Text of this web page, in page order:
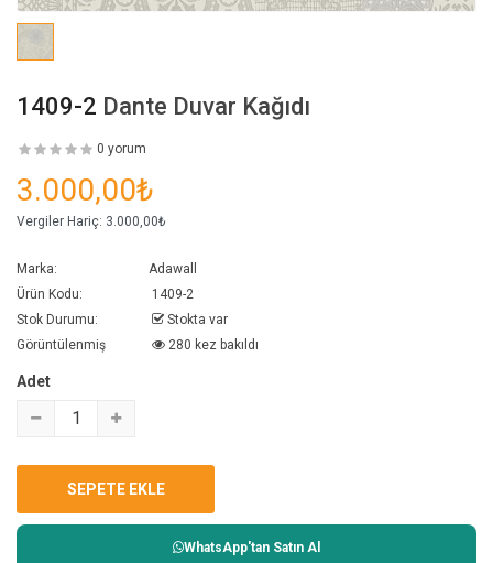
1409-2 Dante Duvar Kağıdı
0 yorum
3.000,00₺
Vergiler Hariç: 3.000,00₺
Marka:
Adawall
Ürün Kodu:
1409-2
Stok Durumu:
Stokta var
Görüntülenmiş
280 kez bakıldı
Adet
WhatsApp'tan Satın Al